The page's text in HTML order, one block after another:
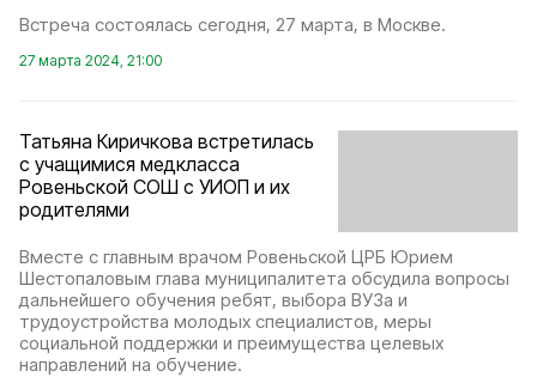
Встреча состоялась сегодня, 27 марта, в Москве.
27 марта 2024, 21:00
Татьяна Киричкова встретилась
с учащимися медкласса
Ровеньской СОШ с УИОП и их
родителями
Вместе с главным врачом Ровеньской ЦРБ Юрием
Шестопаловым глава муниципалитета обсудила вопросы
дальнейшего обучения ребят, выбора ВУЗа и
трудоустройства молодых специалистов, меры
социальной поддержки и преимущества целевых
направлений на обучение.